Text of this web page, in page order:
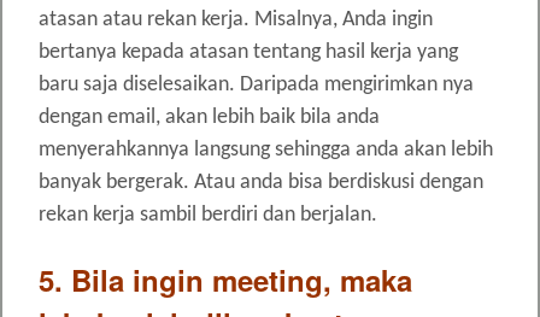
atasan atau rekan kerja. Misalnya, Anda ingin
bertanya kepada atasan tentang hasil kerja yang
baru saja diselesaikan. Daripada mengirimkan nya
dengan email, akan lebih baik bila anda
menyerahkannya langsung sehingga anda akan lebih
banyak bergerak. Atau anda bisa berdiskusi dengan
rekan kerja sambil berdiri dan berjalan.
5. Bila ingin meeting, maka